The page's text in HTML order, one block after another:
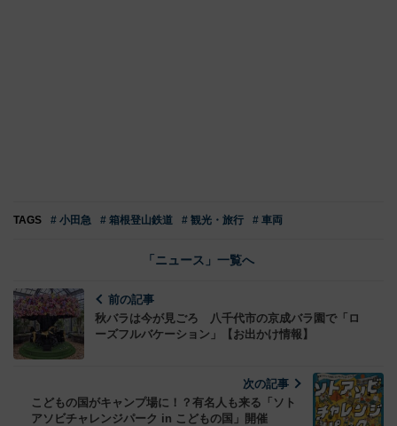
TAGS # 小田急 # 箱根登山鉄道 # 観光・旅行 # 車両
「ニュース」一覧へ
前の記事
秋バラは今が見ごろ 八千代市の京成バラ園で「ロ
ーズフルバケーション」【お出かけ情報】
次の記事
こどもの国がキャンプ場に！？有名人も来る「ソト
アソビチャレンジパーク in こどもの国」開催